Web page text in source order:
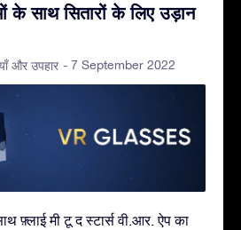
के साथ सितारों के लिए उड़ान
और उपहार - 7 September 2022
फ़्लाई मी टू द स्टार्स वी.आर. ऐप का